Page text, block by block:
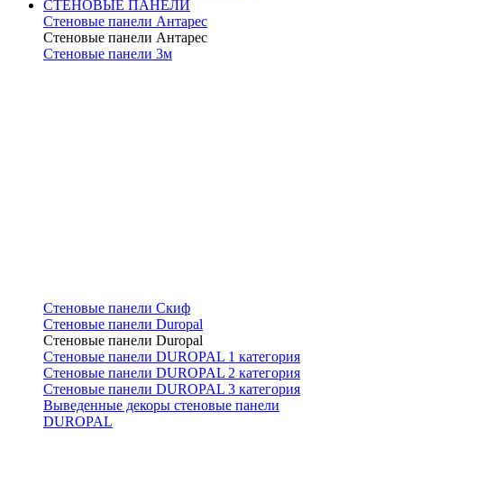
СТЕНОВЫЕ ПАНЕЛИ
Стеновые панели Антарес
Стеновые панели Антарес
Стеновые панели 3м
Стеновые панели Скиф
Стеновые панели Duropal
Стеновые панели Duropal
Стеновые панели DUROPAL 1 категория
Стеновые панели DUROPAL 2 категория
Стеновые панели DUROPAL 3 категория
Выведенные декоры стеновые панели
DUROPAL